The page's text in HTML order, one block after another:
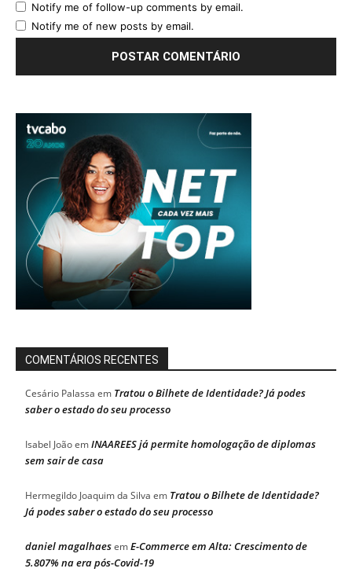
Notify me of follow-up comments by email.
Notify me of new posts by email.
COMENTÁRIOS RECENTES
Cesário Palassa em Tratou o Bilhete de Identidade? Já podes
saber o estado do seu processo
Isabel JoãoemINAAREES já permite homologação de diplomas
sem sair de casa
Hermegildo Joaquim da Silva em Tratou o Bilhete de Identidade?
Já podes saber o estado do seu processo
daniel magalhaesemE-Commerce em Alta: Crescimento de
5.807% na era pós-Covid-19